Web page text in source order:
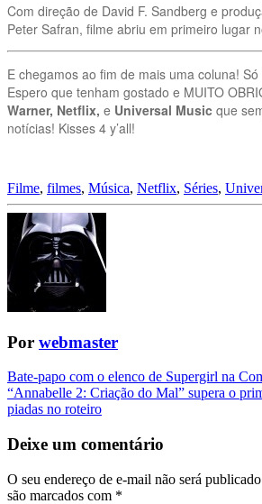
Com direção de David F. Sandberg e
Peter Safran, filme abriu em primeiro lugar
E chegamos ao fim de mais uma coluna!
Espero que tenham gostado e MUITO
Warner, Netflix, e Universal Music que
notícias! Kisses 4 y’all!
Filme, filmes, Música, Netflix, Séries,
Por webmaster
Navegação
da
Bate-papo com o elenco de Supergirl na
“Annabelle 2: Criação do Mal” supera o
piadas no roteiro
Deixe um comentário
O seu endereço de e-mail não será
são marcados com *